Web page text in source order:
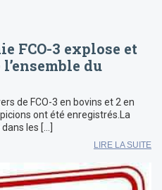
FCO-3 explose et
du
de FCO-3 en bovins et 2 en
ont été enregistrés.La
les […]
LIRE LA SUITE